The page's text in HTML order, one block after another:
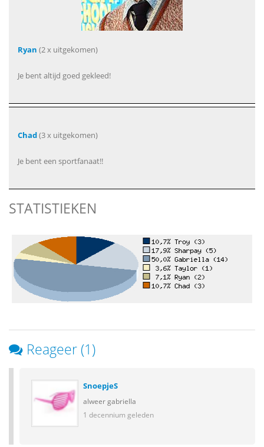
Ryan (2 x uitgekomen)
Je bent altijd goed gekleed!
Chad(3 x uitgekomen)
Je bent een sportfanaat!!
STATISTIEKEN
Reageer (1)
SnoepjeS
alweer gabriella
1 decennium geleden